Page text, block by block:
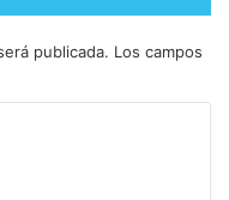
publicada. Los campos